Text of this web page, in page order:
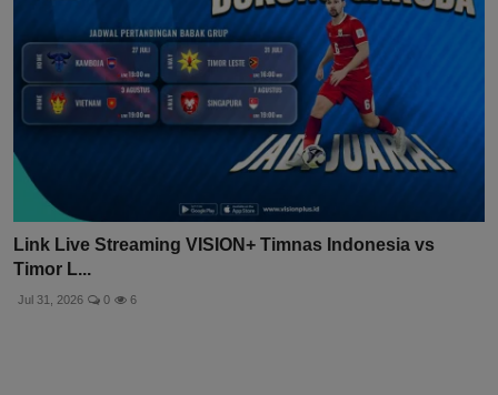
Link Live Streaming VISION+ Timnas Indonesia vs
Timor L...
Jul 31, 2026 0 6